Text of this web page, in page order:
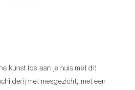
kunst toe aan je huis met dit
met mesgezicht, met een